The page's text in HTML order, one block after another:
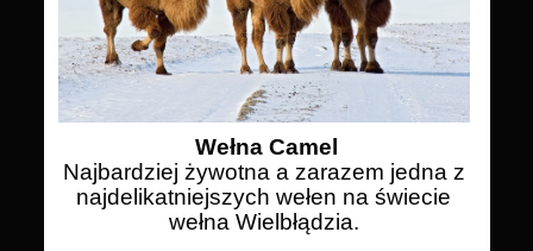
Wełna Camel
Najbardziej żywotna a zarazem jedna z
najdelikatniejszych wełen na świecie
wełna Wielbłądzia.